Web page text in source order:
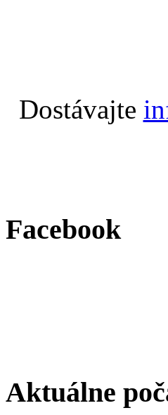
Dostávajte
Facebook
Aktuálne